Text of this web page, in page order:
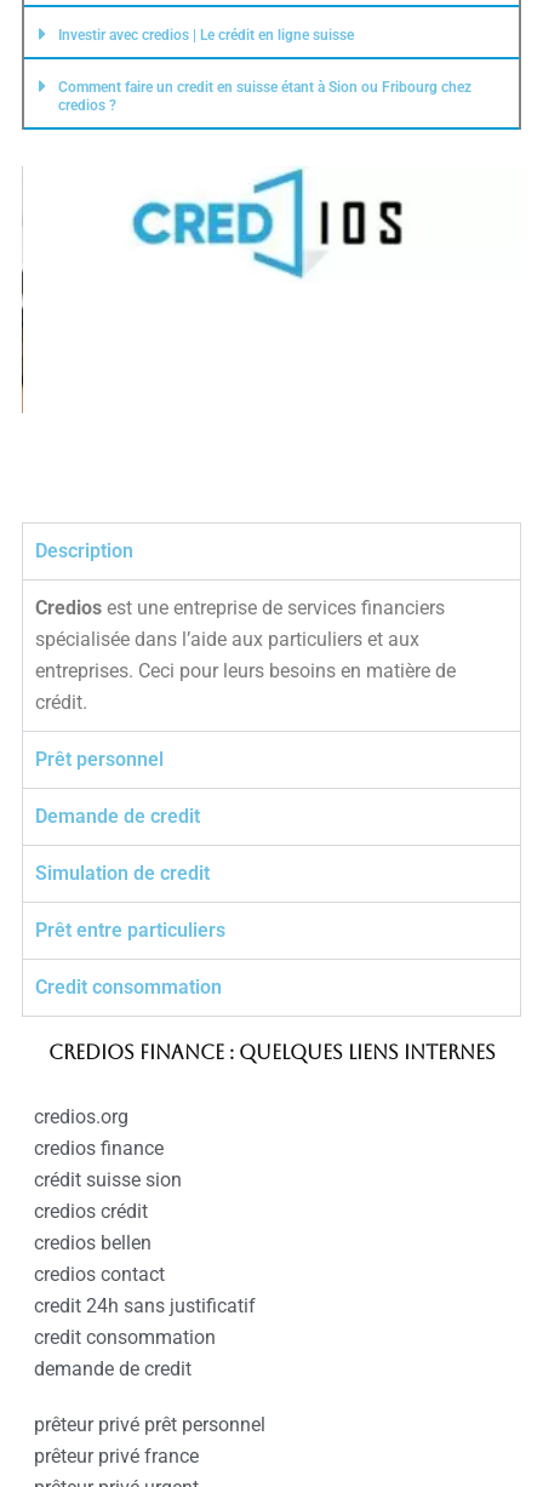
Investir avec credios | Le crédit en ligne suisse
Comment faire un credit en suisse étant à Sion ou Fribourg chez
credios ?
Description
Credios est une entreprise de services financiers
spécialisée dans l’aide aux particuliers et aux
entreprises. Ceci pour leurs besoins en matière de
crédit.
Prêt personnel
Demande de credit
Simulation de credit
Prêt entre particuliers
Credit consommation
Credios finance : Quelques liens internes
credios.org
credios finance
crédit suisse sion
credios crédit
credios bellen
credios contact
credit 24h sans justificatif
credit consommation
demande de credit
prêteur privé prêt personnel
prêteur privé france